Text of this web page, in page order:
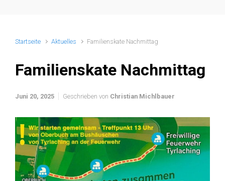
Startseite Aktuelles Familienskate Nachmittag
Familienskate Nachmittag
Juni 20, 2025 Geschrieben von Christian Michlbauer